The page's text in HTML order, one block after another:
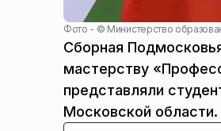
Фото - © Министерство
Сборная
мастерству
представляли
Московской области.